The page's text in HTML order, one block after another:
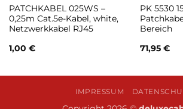
PATCHKABEL 025WS –
0,25m Cat.5e-Kabel, white,
Netzwerkkabel RJ45
1,00 €
PK 5530
Bereich
71,95 €
IMPRESSUM